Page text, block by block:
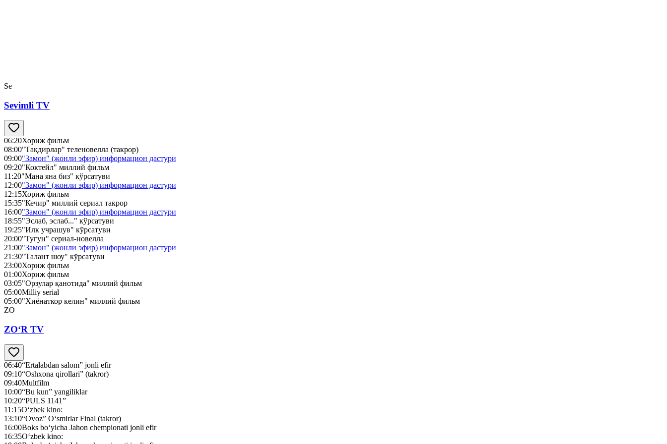
Se
Sevimli TV
06:20Хориж фильм
08:00"Тақдирлар" теленовелла (такрор)
09:00"Замон" (жонли эфир) информацион дастури
09:20"Коктейл" миллий фильм
11:20"Мана яна биз" кўрсатуви
12:00"Замон" (жонли эфир) информацион дастури
12:15Хориж фильм
15:35"Кечир" миллий сериал такрор
16:00"Замон" (жонли эфир) информацион дастури
18:55"Эслаб, эслаб..." кўрсатуви
19:25"Илк учрашув" кўрсатуви
20:00"Тугун" сериал-новелла
21:00"Замон" (жонли эфир) информацион дастури
21:30"Талант шоу" кўрсатуви
23:00Хориж фильм
01:00Хориж фильм
03:05"Орзулар қанотида" миллий фильм
05:00Milliy serial
05:00"Хиёнаткор келин" миллий фильм
ZO
ZO‘R TV
06:40“Ertalabdan salom” jonli efir
09:10“Oshxona qirollari” (takror)
09:40Multfilm
10:00“Bu kun” yangiliklar
10:20“PULS 1141”
11:15O‘zbek kino:
13:10“Ovoz” O‘smirlar Final (takror)
16:00Boks bo‘yicha Jahon chempionati jonli efir
16:35O‘zbek kino: